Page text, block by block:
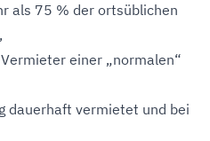
als 75 % der ortsüblichen
einer „normalen“
dauerhaft vermietet und bei